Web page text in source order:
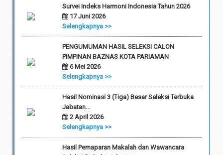
Survei Indeks Harmoni Indonesia Tahun 2026
17 Juni 2026
Selengkapnya >>
PENGUMUMAN HASIL SELEKSI CALON
PIMPINAN BAZNAS KOTA PARIAMAN
6 Mei 2026
Selengkapnya >>
Hasil Nominasi 3 (Tiga) Besar Seleksi Terbuka
Jabatan...
2 April 2026
Selengkapnya >>
Hasil Pemaparan Makalah dan Wawancara